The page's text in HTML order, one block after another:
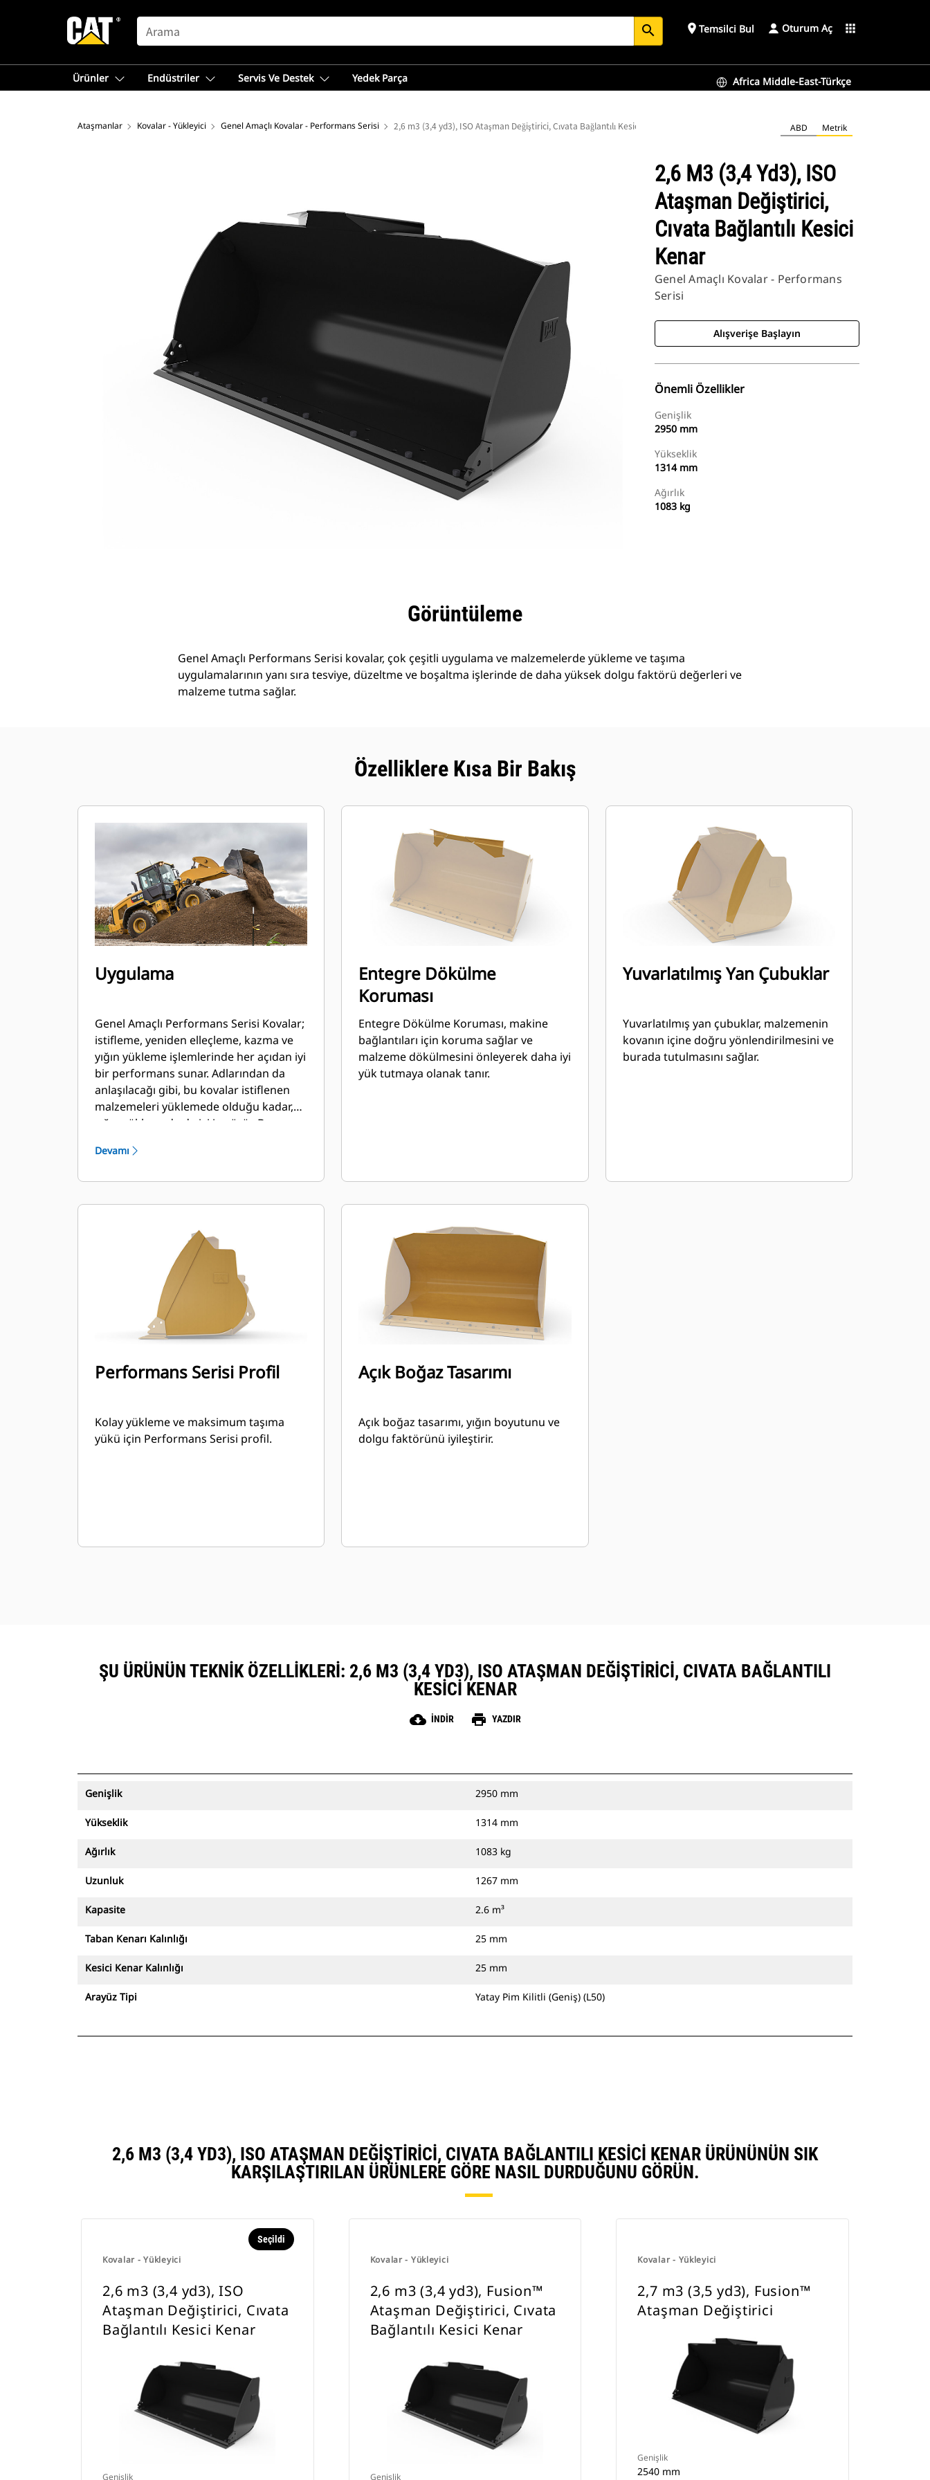
SEARCH search place Temsilci Bul Oturum Aç apps
Ürünler Endüstriler Servis Ve Destek Yedek Parça Africa Middle-East-Türkçe
Ataşmanlar Kovalar - Yükleyici Genel Amaçlı Kovalar - Performans Serisi 2,6 m3 (3,4 yd3), ISO Ataşman Değiştirici, Cıvata Bağlantılı Kesici Kenar ABD Metrik
2,6 M3 (3,4 Yd3), ISO
Ataşman Değiştirici,
Cıvata Bağlantılı Kesici
Kenar
Genel Amaçlı Kovalar - Performans
Serisi
Alışverişe Başlayın
Önemli Özellikler
Genişlik
2950 mm
Yükseklik
1314 mm
Ağırlık
1083 kg
Görüntüleme
Genel Amaçlı Performans Serisi kovalar, çok çeşitli uygulama ve malzemelerde yükleme ve taşıma
uygulamalarının yanı sıra tesviye, düzeltme ve boşaltma işlerinde de daha yüksek dolgu faktörü değerleri ve
malzeme tutma sağlar.
Özelliklere Kısa Bir Bakış
Uygulama
Genel Amaçlı Performans Serisi Kovalar;
istifleme, yeniden elleçleme, kazma ve
yığın yükleme işlemlerinde her açıdan iyi
bir performans sunar. Adlarından da
anlaşılacağı gibi, bu kovalar istiflenen
malzemeleri yüklemede olduğu kadar,
yığın yüklemede de iyi iş görür. Bu
aşınma koşulları için tasarlanmıştır. Geri
dolum faktörü, belirtilen kapasitenin
Devamı
Entegre Dökülme
Koruması
Entegre Dökülme Koruması, makine
bağlantıları için koruma sağlar ve
malzeme dökülmesini önleyerek daha iyi
yük tutmaya olanak tanır.
Yuvarlatılmış Yan Çubuklar
Yuvarlatılmış yan çubuklar, malzemenin
kovanın içine doğru yönlendirilmesini ve
burada tutulmasını sağlar.
Performans Serisi Profil
Kolay yükleme ve maksimum taşıma
yükü için Performans Serisi profil.
Açık Boğaz Tasarımı
Açık boğaz tasarımı, yığın boyutunu ve
dolgu faktörünü iyileştirir.
ŞU ÜRÜNÜN TEKNIK ÖZELLIKLERI: 2,6 M3 (3,4 YD3), ISO ATAŞMAN DEĞIŞTIRICI, CIVATA BAĞLANTILI
KESICI KENAR
cloud_download İNDIR print YAZDIR
Genişlik 2950 mm
Yükseklik 1314 mm
Ağırlık 1083 kg
Uzunluk 1267 mm
Kapasite 2.6 m³
Taban Kenarı Kalınlığı 25 mm
Kesici Kenar Kalınlığı 25 mm
Arayüz Tipi Yatay Pim Kilitli (Geniş) (L50)
2,6 M3 (3,4 YD3), ISO ATAŞMAN DEĞIŞTIRICI, CIVATA BAĞLANTILI KESICI KENAR ÜRÜNÜNÜN SIK
KARŞILAŞTIRILAN ÜRÜNLERE GÖRE NASIL DURDUĞUNU GÖRÜN.
Kovalar - Yükleyici
Seçildi
2,6 m3 (3,4 yd3), ISO
Ataşman Değiştirici, Cıvata
Bağlantılı Kesici Kenar
Genişlik
Kovalar - Yükleyici
2,6 m3 (3,4 yd3), Fusion™
Ataşman Değiştirici, Cıvata
Bağlantılı Kesici Kenar
Genişlik
Kovalar - Yükleyici
2,7 m3 (3,5 yd3), Fusion™
Ataşman Değiştirici
Genişlik
2540 mm